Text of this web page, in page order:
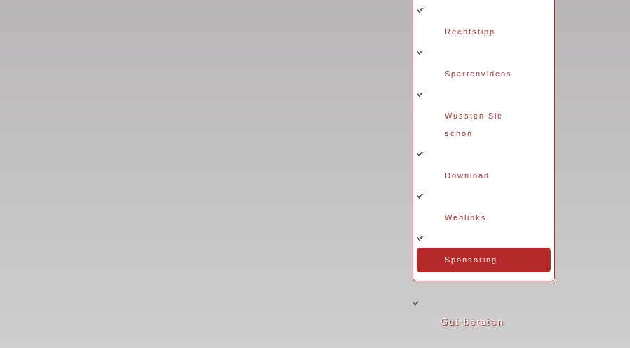
Rechtstipp
Spartenvideos
Wussten Sie
schon
Download
Weblinks
Sponsoring
Gut beraten